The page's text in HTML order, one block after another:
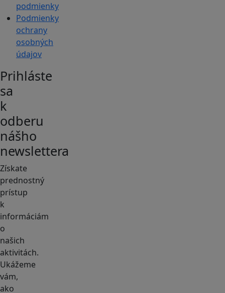
podmienky
Podmienky
ochrany
osobných
údajov
Prihláste
sa
k
odberu
nášho
newslettera
Získate
prednostný
prístup
k
informáciám
o
našich
aktivitách.
Ukážeme
vám,
ako